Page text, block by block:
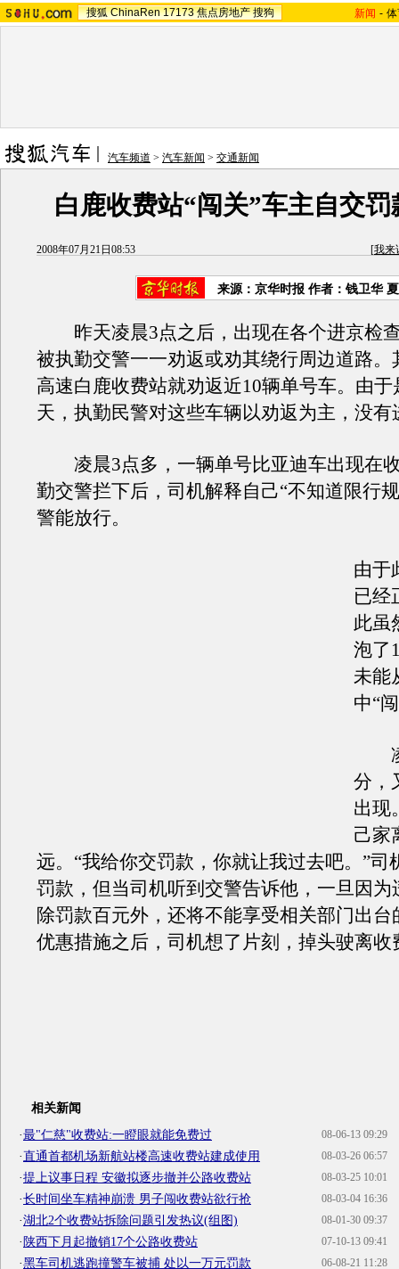
搜狐 ChinaRen 17173 焦点房地产 搜狗 新闻 -
汽车频道 > 汽车新闻 > 交通新闻
白鹿收费站“闯关”车主自交罚
2008年07月21日08:53 [我来
来源：京华时报 作者：钱卫华
昨天凌晨3点之后，出现在各个进京检
被执勤交警一一劝返或劝其绕行周边道路。
高速白鹿收费站就劝返近10辆单号车。由于
天，执勤民警对这些车辆以劝返为主，没有
凌晨3点多，一辆单号比亚迪车出现在
勤交警拦下后，司机解释自己“不知道限行
警能放行。
由于
已经
此虽
泡了
未能
中“
凌
分，
出现
己家
远。“我给你交罚款，你就让我过去吧。”司
罚款，但当司机听到交警告诉他，一旦因为
除罚款百元外，还将不能享受相关部门出台
优惠措施之后，司机想了片刻，掉头驶离收
相关新闻
08-06-13 09:29
·最"仁慈"收费站:一瞪眼就能免费过
08-03-26 06:57
·直通首都机场新航站楼高速收费站建成使用
08-03-25 10:01
·提上议事日程 安徽拟逐步撤并公路收费站
08-03-04 16:36
·长时间坐车精神崩溃 男子闯收费站欲行抢
08-01-30 09:37
·湖北2个收费站拆除问题引发热议(组图)
07-10-13 09:41
· 陕西下月起撤销17个公路收费站
06-08-21 11:28
·黑车司机逃跑撞警车被捕 处以一万元罚款